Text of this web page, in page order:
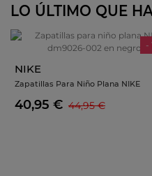
LO ÚLTIMO QUE
-
NIKE
Zapatillas Para Niño Plana NIKE
Dm9026-002 En Negro
40,95 € 44,95 €